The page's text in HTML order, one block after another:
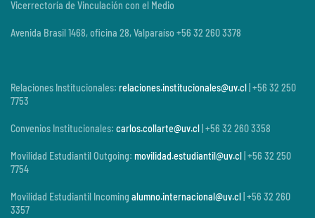
Vicerrectoría de Vinculación con el Medio
Avenida Brasil 1468, oficina 28, Valparaíso +56 32 260 3378
Relaciones Institucionales: relaciones.institucionales@uv.cl | +56 32 250
7753
Convenios Institucionales: carlos.collarte@uv.cl | +56 32 260 3358
Movilidad Estudiantil Outgoing: movilidad.estudiantil@uv.cl | +56 32 250
7754
Movilidad Estudiantil Incoming alumno.internacional@uv.cl | +56 32 260
3357